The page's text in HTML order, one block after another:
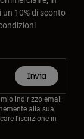
un 10% di sconto
Invia
indirizzo email
alla sua
l'iscrizione in